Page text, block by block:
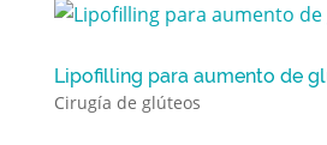
Lipofilling para aumento de
Cirugía de glúteos